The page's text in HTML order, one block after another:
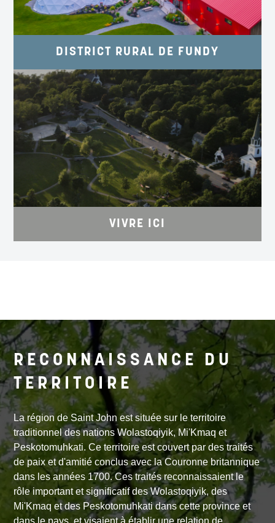
DISTRICT RURAL DE FUNDY
VIVRE ICI
À QUELQUES PAS DE LA RIVE
EnvisionSaintJohn.com/Live
RECONNAISSANCE DU
TERRITOIRE
La région de Saint John est située sur le territoire
traditionnel des nations Wolastoqiyik, Mi'Kmaq et
Peskotomuhkati. Ce territoire est couvert par des traités
de paix et d'amitié conclus avec la Couronne britannique
dans les années 1700. Ces traités reconnaissaient le
rôle important et significatif des Wolastoqiyik, des
Mi'Kmaq et des Peskotomuhkati dans cette province et
dans le pays, et visaient à établir une relation de